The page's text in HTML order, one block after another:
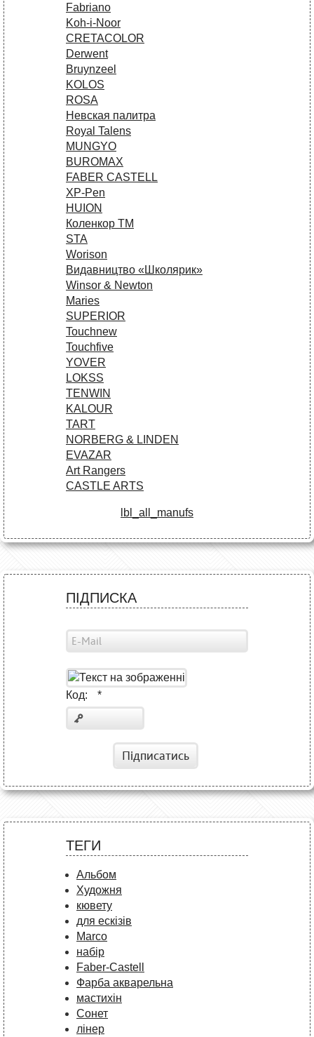
Fabriano
Koh-i-Noor
CRETACOLOR
Derwent
Bruynzeel
KOLOS
ROSA
Невская палитра
Royal Talens
MUNGYO
BUROMAX
FABER CASTELL
XP-Pen
HUION
Коленкор ТМ
STA
Worison
Видавництво «Школярик»
Winsor & Newton
Maries
SUPERIOR
Touchnew
Touchfive
YOVER
LOKSS
TENWIN
KALOUR
TART
NORBERG & LINDEN
EVAZAR
Art Rangers
CASTLE ARTS
lbl_all_manufs
ПІДПИСКА
Код: *
Підписатись
ТЕГИ
Альбом
Художня
кювету
для ескізів
Marco
набір
Faber-Castell
Фарба акварельна
мастихін
Сонет
лінер